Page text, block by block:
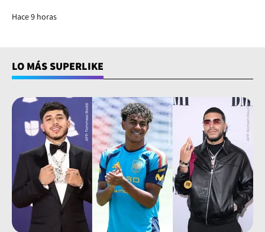
Hace 9 horas
LO MÁS SUPERLIKE